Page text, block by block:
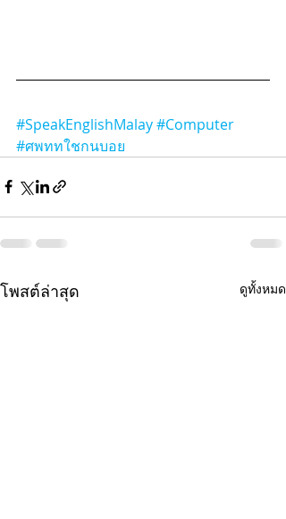
#SpeakEnglishMalay#Computer
#ศพททใชกนบอย
โพสต์ล่าสุด ดูทั้งหมด